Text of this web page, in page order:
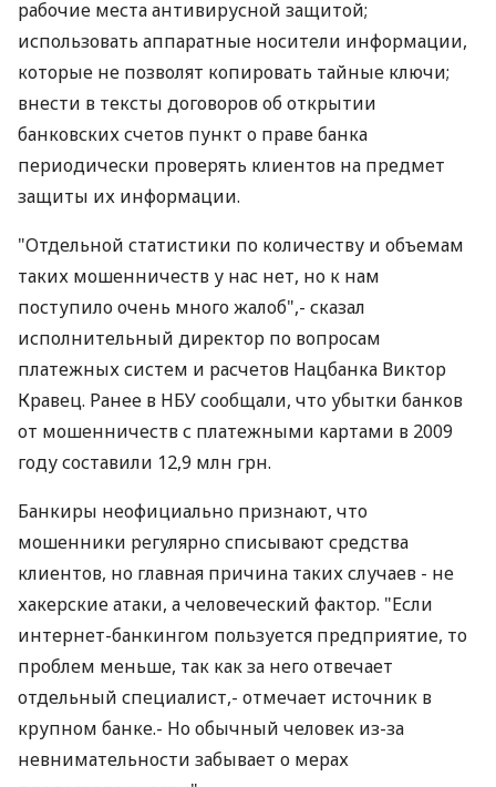
рабочие места антивирусной защитой;
использовать аппаратные носители информации,
которые не позволят копировать тайные ключи;
внести в тексты договоров об открытии
банковских счетов пункт о праве банка
периодически проверять клиентов на предмет
защиты их информации.
"Отдельной статистики по количеству и объемам
таких мошенничеств у нас нет, но к нам
поступило очень много жалоб",- сказал
исполнительный директор по вопросам
платежных систем и расчетов Нацбанка Виктор
Кравец. Ранее в НБУ сообщали, что убытки банков
от мошенничеств с платежными картами в 2009
году составили 12,9 млн грн.
Банкиры неофициально признают, что
мошенники регулярно списывают средства
клиентов, но главная причина таких случаев - не
хакерские атаки, а человеческий фактор. "Если
интернет-банкингом пользуется предприятие, то
проблем меньше, так как за него отвечает
отдельный специалист,- отмечает источник в
крупном банке.- Но обычный человек из-за
невнимательности забывает о мерах